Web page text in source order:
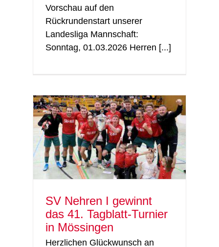
Vorschau auf den
Rückrundenstart unserer
Landesliga Mannschaft:
Sonntag, 01.03.2026 Herren [...]
SV Nehren I gewinnt
das 41. Tagblatt-Turnier
in Mössingen
Herzlichen Glückwunsch an